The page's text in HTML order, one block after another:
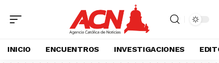
INICIO ENCUENTROS INVESTIGACIONES